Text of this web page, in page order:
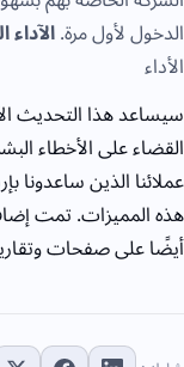
الدخول لأول مرة.الآداء
الأداء
سيساعد هذا التحديث
القضاء على الأخطاء
عملائنا الذين ساعدونا
هذه المميزات. تمت
أيضًا على صفحات